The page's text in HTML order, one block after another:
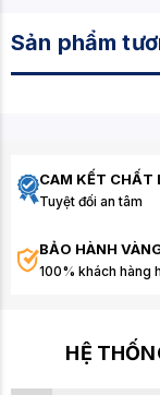
Sản phẩm
CAM KẾT CHẤT
Tuyệt đối an tâm
BẢO HÀNH
100% khách hàng
HỆ